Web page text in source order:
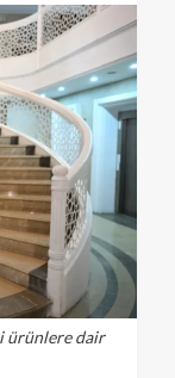
ürünlere dair